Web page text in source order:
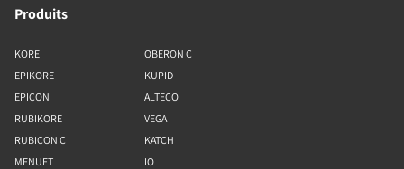
Produits
KORE
EPIKORE
EPICON
RUBIKORE
RUBICON C
MENUET
OBERON C
KUPID
ALTECO
VEGA
KATCH
IO